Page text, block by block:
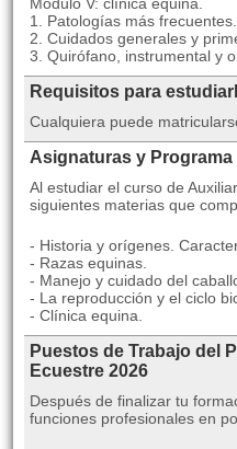
1. Patologías más frecuentes.
2. Cuidados generales y
3. Quirófano, instrumental y
Requisitos para
Cualquiera puede
Asignaturas y Programa
Al estudiar el curso de
siguientes materias que
- Historia y orígenes.
- Razas equinas.
- Manejo y cuidado del
- La reproducción y el ciclo
- Clínica equina.
Puestos de Trabajo del
Ecuestre 2026
Después de finalizar tu
funciones profesionales en